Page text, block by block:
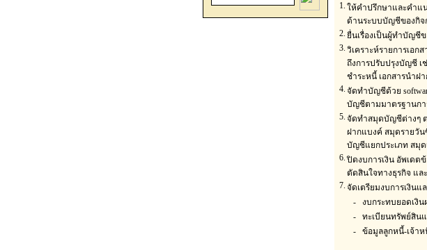
1. ให้คำปรึกษาและคำแ
ด้านระบบบัญชีของกิจ
2. ยื่นเรื่องเป็นผู้ทำบัญชี
3. วิเคราะห์รายการเอ
ถึงการปรับปรุงบัญชี เ
ชำระหนี้ เอกสารนำฝ
4. จัดทำบัญชีด้วย
บัญชีตามมาตรฐานก
5. จัดทำสมุดบัญชีต่างๆ
ฝากแบงค์ สมุดรายวั
บัญชีแยกประเภท สมุด
6.ปิดงบการเงิน อัพเดต
ตัดสินใจทางธุรกิจ แ
7. จัดเตรียมงบการเงินแ
- งบกระทบยอดเงิน
- ทะเบียนทรัพย์สินแล
- ข้อมูลลูกหนี้-เจ้าห